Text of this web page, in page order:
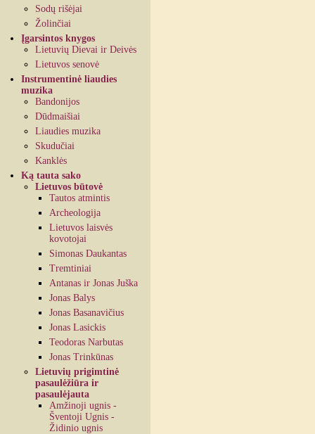
Sodų rišėjai
Žolinčiai
Įgarsintos knygos
Lietuvių Dievai ir Deivės
Lietuvos senovė
Instrumentinė liaudies
muzika
Bandonijos
Dūdmaišiai
Liaudies muzika
Skudučiai
Kanklės
Ką tauta sako
Lietuvos būtovė
Tautos atmintis
Archeologija
Lietuvos laisvės
kovotojai
Simonas Daukantas
Tremtiniai
Antanas ir Jonas Juška
Jonas Balys
Jonas Basanavičius
Jonas Lasickis
Teodoras Narbutas
Jonas Trinkūnas
Lietuvių prigimtinė
pasaulėžiūra ir
pasaulėjauta
Amžinoji ugnis -
Šventoji Ugnis -
Židinio ugnis